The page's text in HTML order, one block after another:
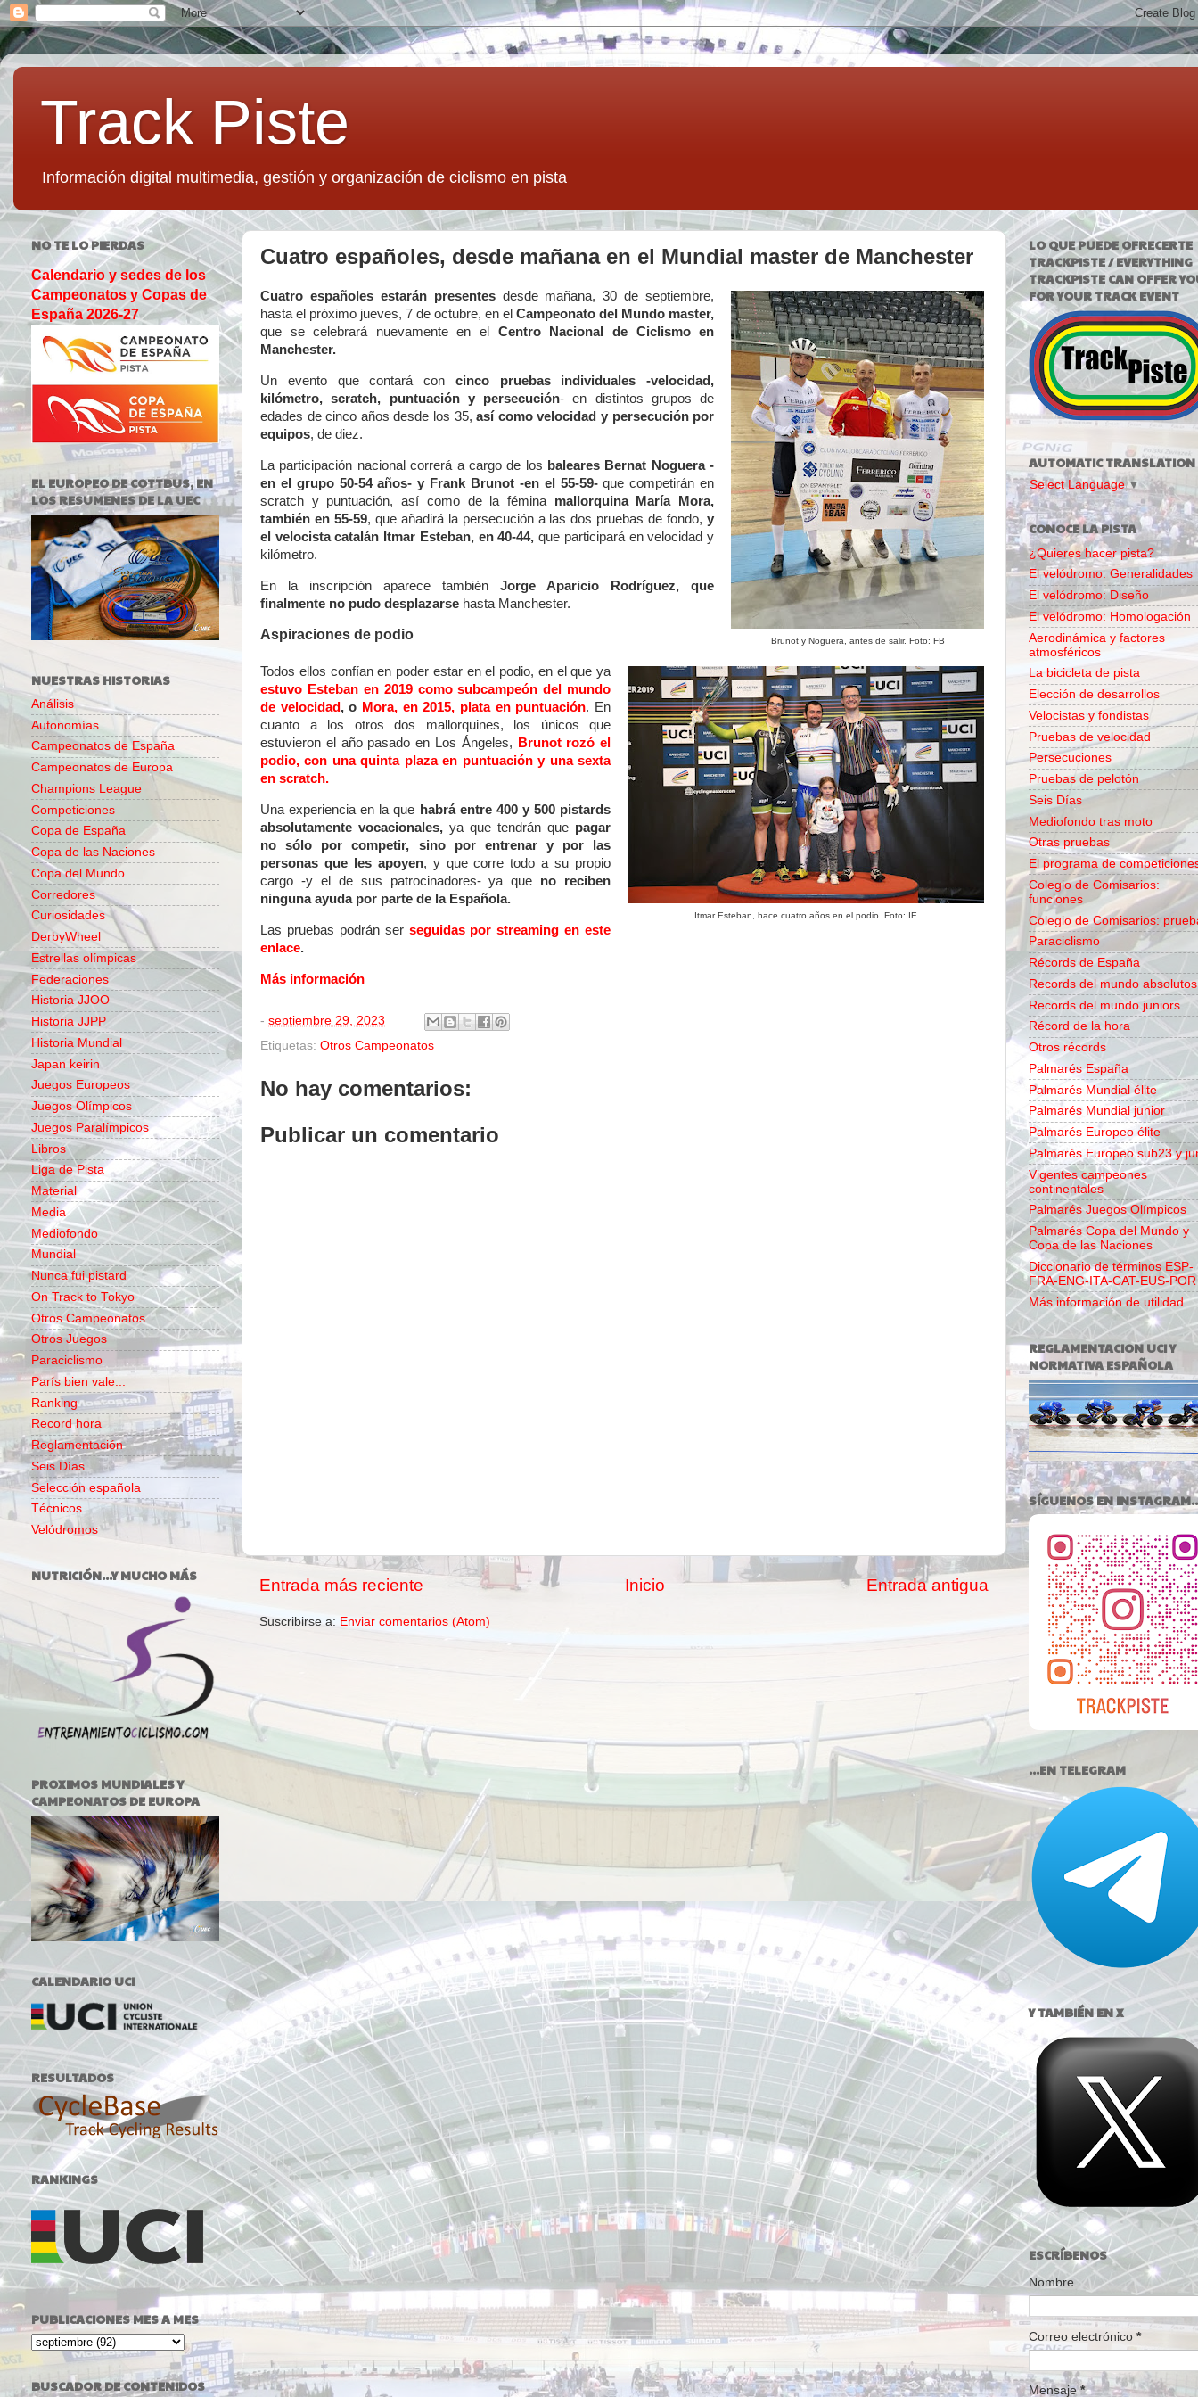
Track Piste
Información digital multimedia, gestión y organización de ciclismo en pista
Cuatro españoles, desde mañana en el Mundial master de Manchester
Brunot y Noguera, antes de salir. Foto: FB
Cuatro españoles estarán presentesdesde mañana, 30 de septiembre,
hasta el próximo jueves, 7 de octubre, en el Campeonato del Mundo master,
que se celebrará nuevamente en el
Centro Nacional de Ciclismo en
Manchester.
Un evento que contará con cinco pruebas individuales -velocidad,
kilómetro, scratch, puntuación y persecución- en distintos grupos de
edades de cinco años desde los 35,así como velocidad y persecución por
equipos, de diez.
La participación nacional correrá a cargo de los baleares Bernat Noguera -
en el grupo 50-54 años- y Frank Brunot -en el 55-59-que competirán en
scratch y puntuación, así como de la fémina mallorquina María Mora,
también en 55-59, que añadirá la persecución a las dos pruebas de fondo,y
el velocista catalán Itmar Esteban, en 40-44, que participará en velocidad y
kilómetro.
En la inscripción aparece tambiénJorge Aparicio Rodríguez, que
finalmente no pudo desplazarse hasta Manchester.
Aspiraciones de podio
Itmar Esteban, hace cuatro años en el podio. Foto: IE
Todos ellos confían en poder estar en el podio, en el que ya
estuvo Esteban en 2019 como subcampeón del mundo
de velocidad, o Mora, en 2015, plata en puntuación. En
cuanto a los otros dos mallorquines, los únicos que
estuvieron el año pasado en Los Ángeles,
Brunot rozó el
podio, con una quinta plaza en puntuación y una sexta
en scratch.
Una experiencia en la que habrá entre 400 y 500 pistards
absolutamente vocacionales, ya que tendrán que pagar
no sólo por competir, sino por entrenar y por las
personas que les apoyen, y que corre todo a su propio
cargo -y el de sus patrocinadores- ya que no reciben
ninguna ayuda por parte de la Española.
Las pruebas podrán ser seguidas por streaming en este
enlace.
Más información
- septiembre 29, 2023
Etiquetas: Otros Campeonatos
No hay comentarios:
Publicar un comentario
Entrada más reciente Entrada antigua
Inicio
Suscribirse a: Enviar comentarios (Atom)
NO TE LO PIERDAS
Calendario y sedes de los
Campeonatos y Copas de
España 2026-27
EL EUROPEO DE COTTBUS, EN
LOS RESUMENES DE LA UEC
NUESTRAS HISTORIAS
Análisis
Autonomías
Campeonatos de España
Campeonatos de Europa
Champions League
Competiciones
Copa de España
Copa de las Naciones
Copa del Mundo
Corredores
Curiosidades
DerbyWheel
Estrellas olímpicas
Federaciones
Historia JJOO
Historia JJPP
Historia Mundial
Japan keirin
Juegos Europeos
Juegos Olímpicos
Juegos Paralímpicos
Libros
Liga de Pista
Material
Media
Mediofondo
Mundial
Nunca fui pistard
On Track to Tokyo
Otros Campeonatos
Otros Juegos
Paraciclismo
París bien vale...
Ranking
Record hora
Reglamentación
Seis Días
Selección española
Técnicos
Velódromos
NUTRICIÓN...Y MUCHO MÁS
PROXIMOS MUNDIALES Y
CAMPEONATOS DE EUROPA
CALENDARIO UCI
RESULTADOS
RANKINGS
PUBLICACIONES MES A MES
BUSCADOR DE CONTENIDOS
LO QUE PUEDE OFRECERTE
TRACKPISTE / EVERYTHING
TRACKPISTE CAN OFFER
FOR YOUR TRACK EVENT
AUTOMATIC TRANSLATION
Select Language ▼
CONOCE LA PISTA
¿Quieres hacer pista?
El velódromo: Generalidades
El velódromo: Diseño
El velódromo: Homologación
Aerodinámica y factores
atmosféricos
La bicicleta de pista
Elección de desarrollos
Velocistas y fondistas
Pruebas de velocidad
Persecuciones
Pruebas de pelotón
Seis Días
Mediofondo tras moto
Otras pruebas
El programa de
Colegio de Comisarios:
funciones
Colegio de Comisarios:
Paraciclismo
Récords de España
Records del mundo absolutos
Records del mundo juniors
Récord de la hora
Otros récords
Palmarés España
Palmarés Mundial élite
Palmarés Mundial junior
Palmarés Europeo élite
Palmarés Europeo sub23 y
Vigentes campeones
continentales
Palmarés Juegos Olímpicos
Palmarés Copa del Mundo y
Copa de las Naciones
Diccionario de términos ESP-
FRA-ENG-ITA-CAT-EUS-POR
Más información de utilidad
REGLAMENTACION UCI Y
NORMATIVA ESPAÑOLA
SÍGUENOS EN
...EN TELEGRAM
Y TAMBIÉN EN X
ESCRÍBENOS
Nombre
Correo electrónico *
Mensaje*